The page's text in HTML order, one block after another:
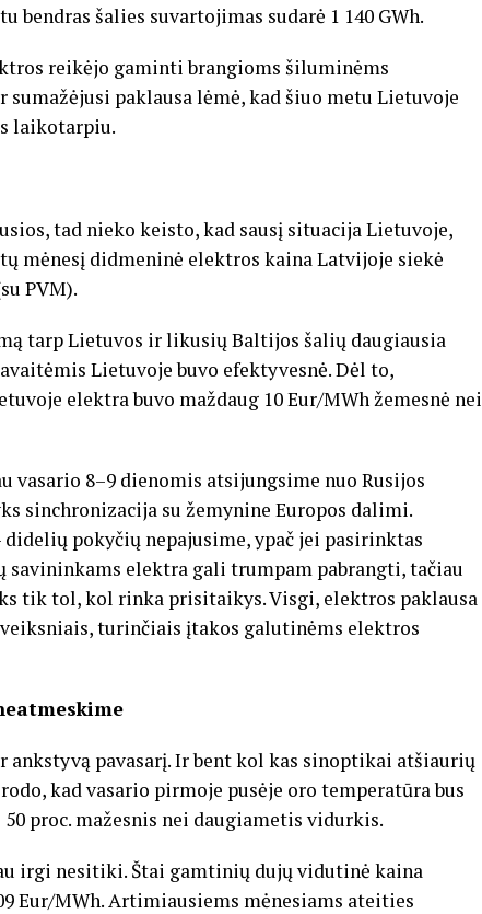
bendras šalies suvartojimas sudarė 1 140 GWh.
reikėjo gaminti brangioms šiluminėms
paklausa lėmė, kad šiuo metu Lietuvoje
laikotarpiu.
tad nieko keisto, kad sausį situacija Lietuvoje,
mėnesį didmeninė elektros kaina Latvijoje siekė
PVM).
tarp Lietuvos ir likusių Baltijos šalių daugiausia
Lietuvoje buvo efektyvesnė. Dėl to,
elektra buvo maždaug 10 Eur/MWh žemesnė nei
8–9 dienomis atsijungsime nuo Rusijos
sinchronizacija su žemynine Europos dalimi.
pokyčių nepajusime, ypač jei pasirinktas
savininkams elektra gali trumpam pabrangti, tačiau
tik tol, kol rinka prisitaikys. Visgi, elektros paklausa
turinčiais įtakos galutinėms elektros
pavasarį. Ir bent kol kas sinoptikai atšiaurių
kad vasario pirmoje pusėje oro temperatūra bus
proc. mažesnis nei daugiametis vidurkis.
irgi nesitiki. Štai gamtinių dujų vidutinė kaina
Eur/MWh. Artimiausiems mėnesiams ateities